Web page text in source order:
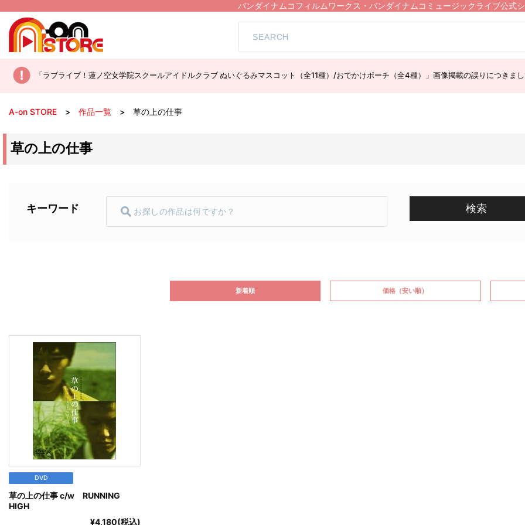
バンダイナムコフィルムワークス・バンダイナムコミュージックライブ公式
「ラブライブ！蓮ノ空女学院スクールアイドルクラブ ぬいぐるみマスコット（全11種）/おでかけポーチ（全4種）」画像掲載の誤りにつきま
A-on STORE 作品一覧 草の上の仕事
草の上の仕事
キーワード 検索
新着順 価格 （安い順）
DVD
草の上の仕事 c/w RUNNING
HIGH
¥4,180(税込)